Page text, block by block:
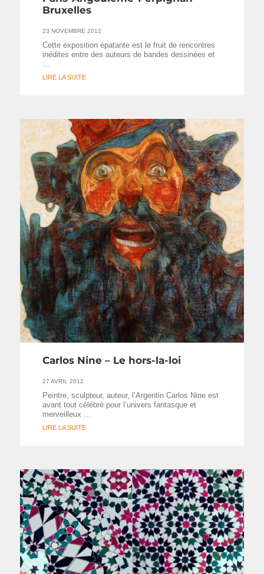
Bruxelles
23 NOVEMBRE 2012
Cette exposition épatante est le fruit de rencontres
inédites entre des auteurs de bandes dessinées et
…
LIRE LA SUITE
Carlos Nine – Le hors-la-loi
27 AVRIL 2012
Peintre, sculpteur, auteur, l’Argentin Carlos Nine est
avant tout célébré pour l’univers fantasque et
merveilleux …
LIRE LA SUITE